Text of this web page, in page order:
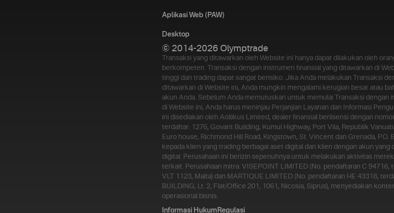
Aplikasi Web (PAW)
Desktop
© 2014-2026 Olymptrade
Transaksi yang ditawarkan oleh Website ini hanya dapat dilakukan oleh
berkompeten. Transaksi dengan instrumen finansial yang ditawarkan di
tinggi dan trading dapat sangat berisiko. Jika Anda melakukan Transaksi
ditawarkan di Website ini, Anda mungkin mengalami kerugian besar atau
akun Anda. Sebelum Anda memutuskan untuk memulai Transaksi dengan
di Website ini, Anda harus meninjau Perjanjian Layanan dan Informasi
ini disediakan oleh Aollikus Limited, dealer finansial berlisensi dengan
terdaftar: 1276, Govant Building, Kumul Highway, Port Vila, Republik
Euro house, Richmond Hill Road, Kingstown, St. Vincent dan Grenada, P.O.
kepada klien yang trading berbagai aset digital dan klien dengan akun yang
digital. Perusahaan ini berizin sepenuhnya untuk melakukan aktivitas
terkait. Perusahaan mitra: VISEPOINT LIMITED (No. pendaftaran C 94716,
VLT 1123, Malta) dan MARTIQUE LIMITED (No. pendaftaran HE 43318,
BUILDING, Lt. 2, Flat/Office 201, 1061, Nicosia, Siprus), menyediakan
operasional bisnis.
Informasi Hukum Regulasi